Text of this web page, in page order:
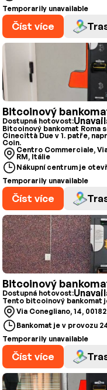
Temporarily unavailable
Číst více
Bitcoinový
Dostupná hotovost:
Bitcoinový bankomat Roma
Cinecittà Due v 1. patře,
Coin.
Centro Commerciale,
RM, Itálie
Nákupní centrum je
Temporarily unavailable
Číst více
Bitcoinový
Dostupná hotovost:
Tento bitcoinový bankomat
Via Conegliano, 14,
Bankomat je v provozu
Temporarily unavailable
Číst více